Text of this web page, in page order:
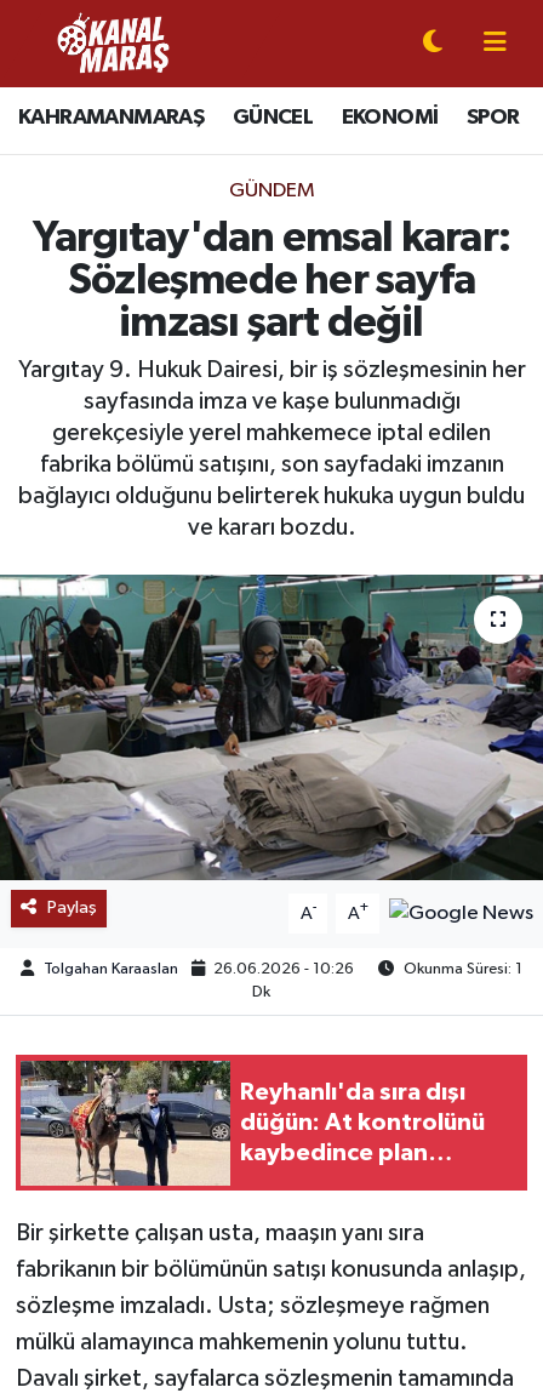
KAHRAMANMARAŞ GÜNCEL EKONOMİ SPOR
GÜNDEM
Yargıtay'dan emsal karar:
Sözleşmede her sayfa
imzası şart değil
Yargıtay 9. Hukuk Dairesi, bir iş sözleşmesinin her
sayfasında imza ve kaşe bulunmadığı
gerekçesiyle yerel mahkemece iptal edilen
fabrika bölümü satışını, son sayfadaki imzanın
bağlayıcı olduğunu belirterek hukuka uygun buldu
ve kararı bozdu.
Paylaş A- A+
Tolgahan Karaaslan 26.06.2026 - 10:26
Okunma Süresi: 1
Dk
Reyhanlı'da sıra dışı
düğün: At kontrolünü
kaybedince plan
Bir şirkette çalışan usta, maaşın yanı sıra
fabrikanın bir bölümünün satışı konusunda anlaşıp,
sözleşme imzaladı. Usta; sözleşmeye rağmen
mülkü alamayınca mahkemenin yolunu tuttu.
Davalı şirket, sayfalarca sözleşmenin tamamında
CANLI YAYIN
KAHRAMANMARAŞ
SPOR
SİYASET
EKONOMİ
GÜNDEM
SAĞLIK
EĞİTİM
BÖLGE
KEŞFET
POPÜLER
DÜNYA
MEDYA
OTOMOTİV
TEKNOLOJİ
KÜLTÜR SANAT
Kahramanmaraş Nöbetçi Eczaneler
Kahramanmaraş Hava Durumu
Kahramanmaraş Trafik Yoğunluk Haritası
Süper Lig Puan Durumu ve Fikstür
Tüm Manşetler
Son Dakika Haberleri